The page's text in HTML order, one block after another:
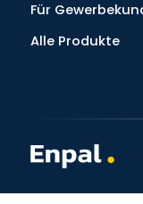
Für
Alle Produkte